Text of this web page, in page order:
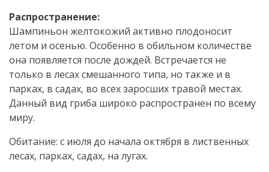
Распространение:
Шампиньон желтокожий активно плодоносит
летом и осенью. Особенно в обильном количестве
она появляется после дождей. Встречается не
только в лесах смешанного типа, но также и в
парках, в садах, во всех заросших травой местах.
Данный вид гриба широко распространен по всему
миру.
Обитание: с июля до начала октября в лиственных
лесах, парках, садах, на лугах.